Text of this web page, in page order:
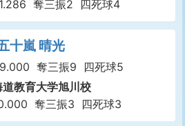
奪三振2 四死球4
十嵐 晴光
奪三振9
四死球5
教育大学旭川校
奪三振3 四死球3